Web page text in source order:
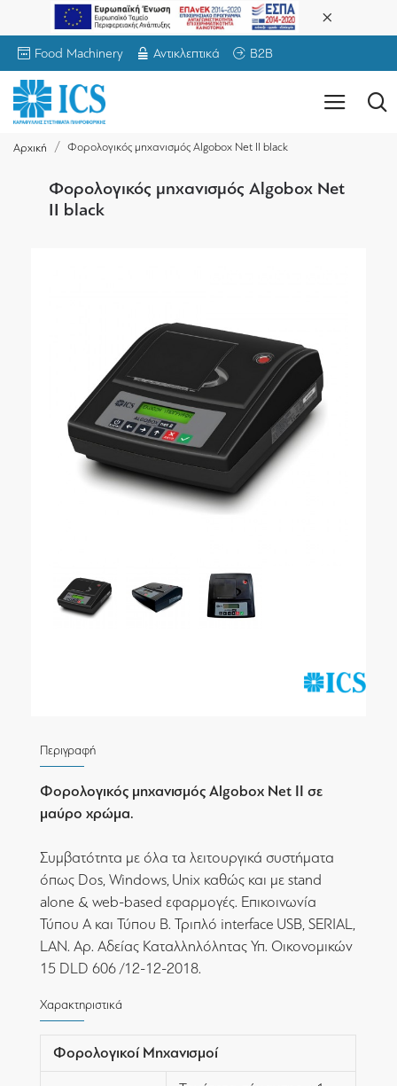
Food Machinery Αντικλεπτικά B2B
Αρχική Φορολογικός μηχανισμός Algobox Net II black
Φορολογικός μηχανισμός Algobox Net
II black
Περιγραφή
Φορολογικός μηχανισμός Algobox Net II σε
μαύρο χρώμα.
Συμβατότητα με όλα τα λειτουργικά συστήματα
όπως Dos, Windows, Unix καθώς και με stand
alone & web-based εφαρμογές. Επικοινωνία
Τύπου Α και Τύπου Β. Τριπλό interface USB, SERIAL,
LAN. Αρ. Αδείας Καταλληλόλητας Υπ. Οικονομικών
15 DLD 606 /12-12-2018.
Χαρακτηριστικά
Φορολογικοί Μηχανισμοί